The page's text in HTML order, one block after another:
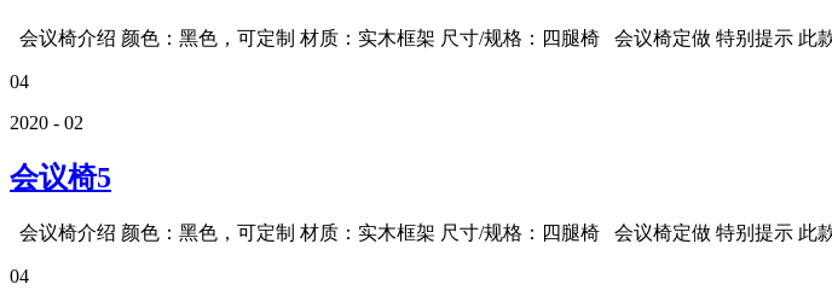
会议椅介绍 颜色：黑色，可定制 材质：实木框架 尺寸/规格：四腿椅 会议椅定做 特别提示 此
04
2020 - 02
会议椅5
会议椅介绍 颜色：黑色，可定制 材质：实木框架 尺寸/规格：四腿椅 会议椅定做 特别提示 此
04